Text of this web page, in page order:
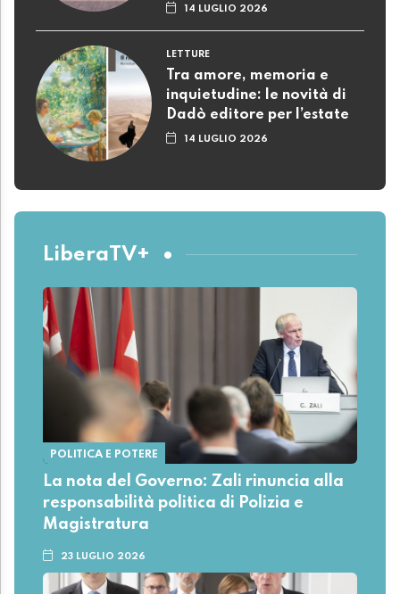
14 LUGLIO 2026
LETTURE
Tra amore, memoria e
inquietudine: le novità di
Dadò editore per l’estate
14 LUGLIO 2026
LiberaTV+
POLITICA E POTERE
La nota del Governo: Zali rinuncia alla
responsabilità politica di Polizia e
Magistratura
23 LUGLIO 2026